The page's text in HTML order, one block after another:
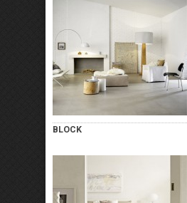
BLOCK